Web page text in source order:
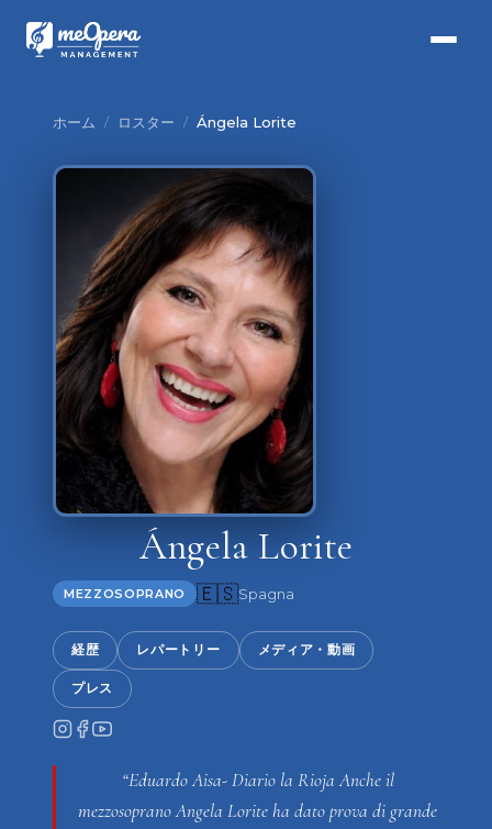
ホーム / ロスター / Ángela Lorite
Ángela Lorite
MEZZOSOPRANO 🇪🇸Spagna
経歴 レパートリー メディア・動画
プレス
“Eduardo Aisa- Diario la Rioja Anche il
mezzosoprano Angela Lorite ha dato prova di grande